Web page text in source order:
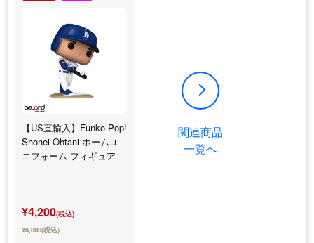
【US直輸入】Funko Pop!
Shohei Ohtani ホームユ
ニフォーム フィギュア
¥4,200(税込)
¥6,000(税込)
関連商品
一覧へ